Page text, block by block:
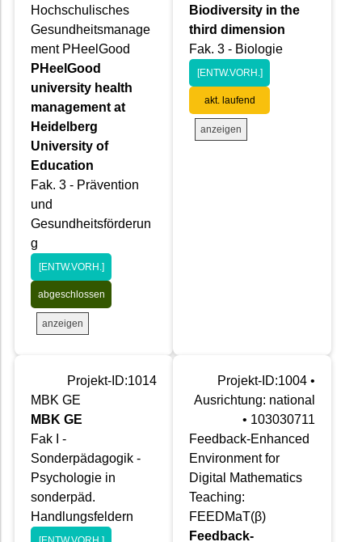
Hochschulisches
Gesundheitsmanage
ment PHeelGood
PHeelGood
university health
management at
Heidelberg
University of
Education
Fak. 3 - Prävention
und
Gesundheitsförderun
g
[ENTW.VORH.]
abgeschlossen
anzeigen
Biodiversity in the
third dimension
Fak. 3 - Biologie
[ENTW.VORH.]
akt. laufend
anzeigen
Projekt-ID:1014
MBK GE
MBK GE
Fak I -
Sonderpädagogik -
Psychologie in
sonderpäd.
Handlungsfeldern
Projekt-ID:1004 •
Ausrichtung: national
• 103030711
Feedback-Enhanced
Environment for
Digital Mathematics
Teaching:
FEEDMaT(β)
Feedback-